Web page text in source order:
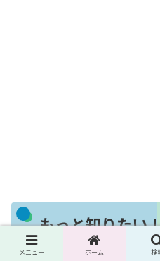
もっと知りたい
夢』Q&A
メニュー ホーム 検